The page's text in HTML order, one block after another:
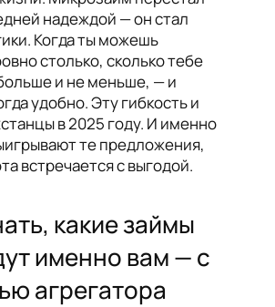
надеждой — он стал
Когда ты можешь
столько, сколько тебе
и не меньше, — и
удобно. Эту гибкость и
в 2025 году. И именно
те предложения,
встречается с выгодой.
какие займы
именно вам — с
агрегатора